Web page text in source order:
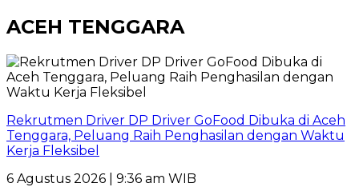
ACEH TENGGARA
Rekrutmen Driver DP Driver GoFood Dibuka di Aceh
Tenggara, Peluang Raih Penghasilan dengan Waktu
Kerja Fleksibel
6 Agustus 2026 | 9:36 am WIB